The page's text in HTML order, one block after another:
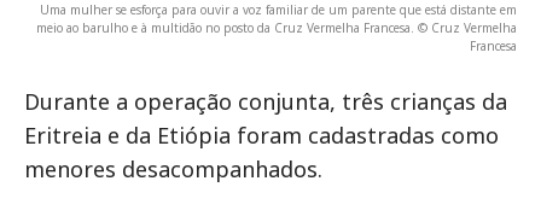
Uma mulher se esforça para ouvir a voz familiar de um parente que está distante em
meio ao barulho e à multidão no posto da Cruz Vermelha Francesa. © Cruz Vermelha
Francesa
Durante a operação conjunta, três crianças da
Eritreia e da Etiópia foram cadastradas como
menores desacompanhados.